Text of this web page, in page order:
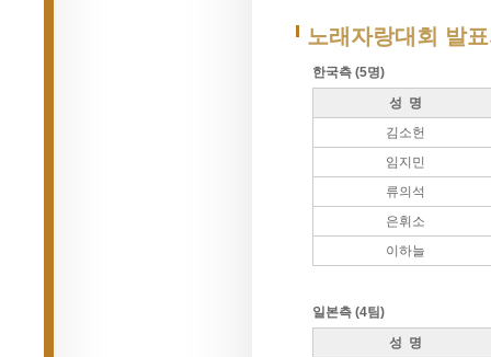
노래자랑대회 발
한국측 (5명)
성 명
김소헌
임지민
류의석
은휘소
이하늘
일본측 (4팀)
성 명